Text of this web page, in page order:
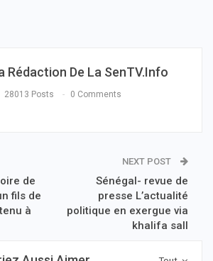
Rédaction De La SenTV.info
28013 Posts 0 Comments
de
fils de
à
NEXT POST
Sénégal- revue de
presse L’actualité
politique en exergue via
khalifa sall